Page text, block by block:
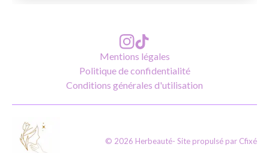
Mentions légales
Politique de confidentialité
Conditions générales d'utilisation
© 2026 Herbeauté- Site propulsé par Cfixé